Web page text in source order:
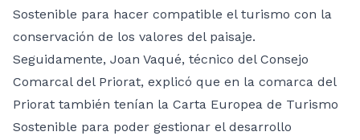
Sostenible para hacer compatible el turismo con la
conservación de los valores del paisaje.
Seguidamente, Joan Vaqué, técnico del Consejo
Comarcal del Priorat, explicó que en la comarca del
Priorat también tenían la Carta Europea de Turismo
Sostenible para poder gestionar el desarrollo